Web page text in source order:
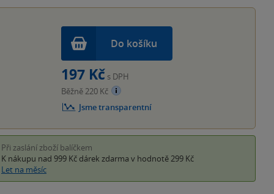
Do košíku
197 Kč s DPH
Běžně 220 Kč
Jsme transparentní
Při zaslání zboží balíčkem
K nákupu nad 999 Kč dárek zdarma v hodnotě 299 Kč
Let na měsíc